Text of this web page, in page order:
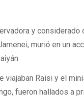
y
murió en un
Raisi y el
fueron hallados a